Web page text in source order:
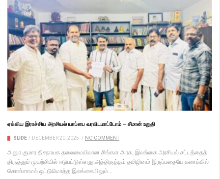
ஏக்கிய இராச்சிய அரசியல் யாப்பை வரவிடமாட்டோம் – சீமான் உறுதி
SLIDE / DECEMBER 20, 2025 / NO COMMENT
அனுர குமார திசநாயக தலைமையிலான சிங்கள அரசு, இலங்கை அரசியல் சட்டத்தைத்
திருத்தும் முயற்சியில் ஈடுபட்டுள்ளது.அத்திருத்தம் தமிழினம் இருப்பதையே கணக்கில்
கொள்ளாமல் ஒட்டுமொத்த இலங்கையிலும்...